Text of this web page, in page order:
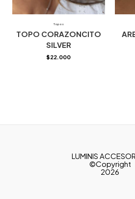
Topos
TOPO CORAZONCITO
SILVER
$22.000
LUMINIS
©Copyright
2026